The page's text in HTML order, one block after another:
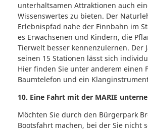
unterhaltsamen Attraktionen auch
Wissenswertes zu bieten. Der
Erlebnispfad nahe der Finnbahn im
es Erwachsenen und Kindern, die
Tierwelt besser kennenzulernen. Der
seinen 15 Stationen lässt sich
Hier finden Sie unter anderem einen
Baumtelefon und ein
10. Eine Fahrt mit der MARIE
Möchten Sie durch den Bürgerpark
Bootsfahrt machen, bei der Sie nicht